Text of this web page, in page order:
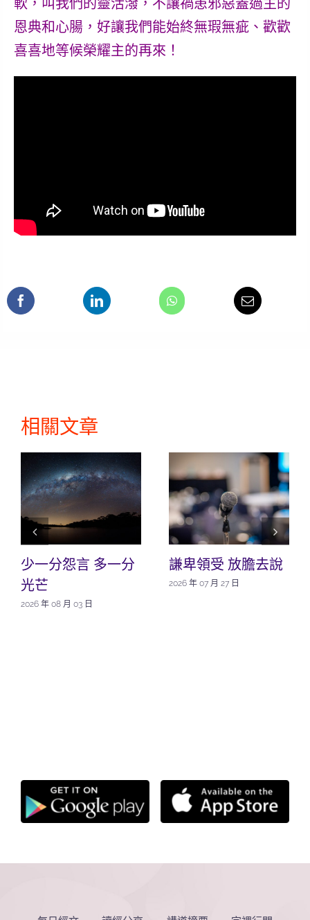
恩典和心腸，好讓我們能始終無瑕無疵、歡歡
喜喜地等候榮耀主的再來！
相關文章
少一分怨言 多一分
光芒
2026 年 08 月 03 日
謙卑領受 放膽去說
2026 年 07 月 27 日